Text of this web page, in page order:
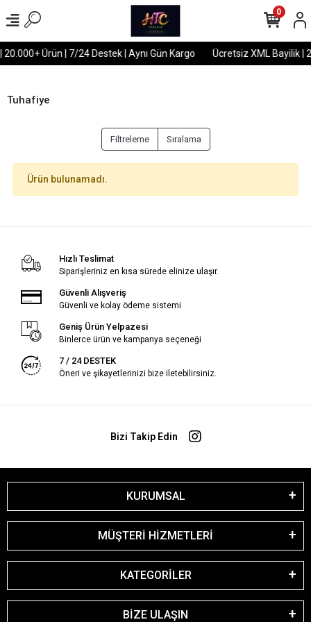
Ürün | 7/24 Destek | Aynı Gün Kargo Ücretsiz XML Bayilik |
0
Tuhafiye
Filtreleme Sıralama
Ürün bulunamadı.
Hızlı Teslimat
Siparişleriniz en kısa sürede elinize ulaşır.
Güvenli Alışveriş
Güvenli ve kolay ödeme sistemi
Geniş Ürün Yelpazesi
Binlerce ürün ve kampanya seçeneği
7 / 24 DESTEK
Öneri ve şikayetlerinizi bize iletebilirsiniz.
Bizi Takip Edin
KURUMSAL
MÜŞTERİ HİZMETLERİ
KATEGORİLER
BİZE ULAŞIN